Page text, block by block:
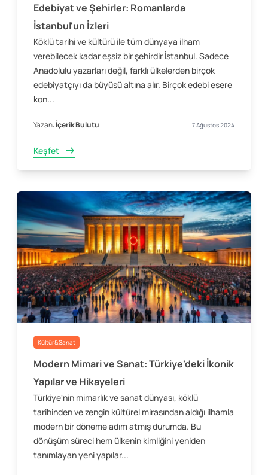
Edebiyat ve Şehirler: Romanlarda
İstanbul'un İzleri
Köklü tarihi ve kültürü ile tüm dünyaya ilham
verebilecek kadar eşsiz bir şehirdir İstanbul. Sadece
Anadolulu yazarları değil, farklı ülkelerden birçok
edebiyatçıyı da büyüsü altına alır. Birçok edebi esere
kon...
Yazan:İçerik Bulutu 7 Ağustos 2024
Keşfet
Kültür&Sanat
Modern Mimari ve Sanat: Türkiye'deki İkonik
Yapılar ve Hikayeleri
Türkiye'nin mimarlık ve sanat dünyası, köklü
tarihinden ve zengin kültürel mirasından aldığı ilhamla
modern bir döneme adım atmış durumda. Bu
dönüşüm süreci hem ülkenin kimliğini yeniden
tanımlayan yeni yapılar...